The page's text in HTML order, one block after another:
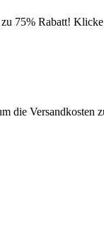
Rabatt!
die